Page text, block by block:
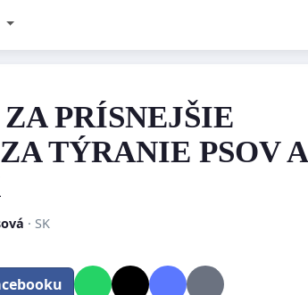
PRÍSNEJŠIE
TÝRANIE PSOV A
· SK